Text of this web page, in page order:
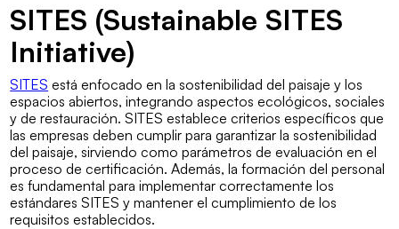
SITES (Sustainable SITES
Initiative)
SITES está enfocado en la sostenibilidad del paisaje y los
espacios abiertos, integrando aspectos ecológicos, sociales
y de restauración. SITES establece criterios específicos que
las empresas deben cumplir para garantizar la sostenibilidad
del paisaje, sirviendo como parámetros de evaluación en el
proceso de certificación. Además, la formación del personal
es fundamental para implementar correctamente los
estándares SITES y mantener el cumplimiento de los
requisitos establecidos.